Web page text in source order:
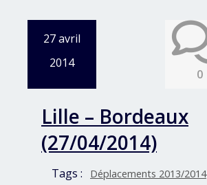
27 avril
2014
0
Lille – Bordeaux
(27/04/2014)
Tags : Déplacements 2013/2014